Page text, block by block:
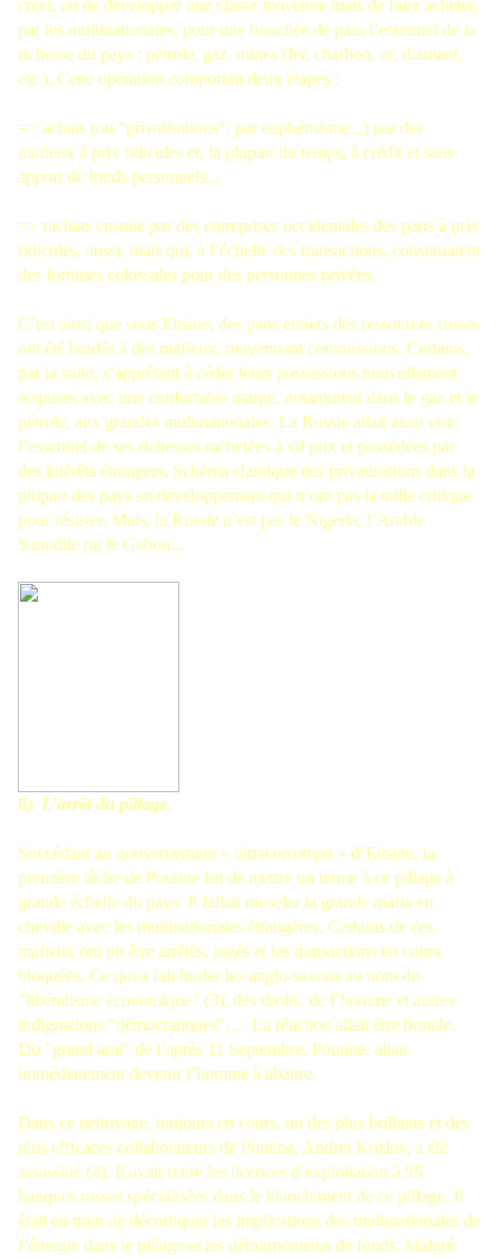
créer, ou de développer une classe moyenne mais de faire acheter,
par les multinationales, pour une bouchée de pain l’essentiel de la
richesse du pays : pétrole, gaz, mines (fer, charbon, or, diamant,
etc.). Cette opération comportait deux étapes :
=> achats (ou "privatisations", par euphémisme...) par des
mafieux à prix ridicules et, la plupart du temps, à crédit et sans
apport de fonds personnels...
=> rachats ensuite par des entreprises occidentales des parts à prix
ridicules, aussi, mais qui, à l’échelle des transactions, constituaient
des fortunes colossales pour des personnes privées.
C’est ainsi que sous Eltsine, des pans entiers des ressources russes
ont été bradés à des mafieux, moyennant commissions. Certains,
par la suite, s’apprêtant à céder leurs possessions nouvellement
acquises avec une confortable marge, notamment dans le gaz et le
pétrole, aux grandes multinationales. La Russie allait ainsi voir
l’essentiel de ses richesses rachetées à vil prix et possédées par
des intérêts étrangers. Schéma classique des privatisations dans la
plupart des pays en développement qui n’ont pas la taille critique
pour résister. Mais, la Russie n’est pas le Nigeria, l’Arabie
Saoudite ou le Gabon...
ii) L’arrêt du pillage.
Succédant au gouvernement « ultracorrompu » d’Eltsine, la
première tâche de Poutine fut de mettre un terme à ce pillage à
grande échelle du pays. Il fallait museler la grande mafia en
cheville avec les multinationales étrangères. Certains de ces
mafieux ont pu être arrêtés, jugés et les transactions en cours
bloquées. Ce qui a fait hurler les anglo-saxons au nom du
"libéralisme économique" (3), des droits de l’homme et autres
indignations "démocratiques"… La réaction allait être brutale.
Du "grand ami" de l’après 11 Septembre, Poutine, allait
immédiatement devenir l’homme à abattre.
Dans ce nettoyage, toujours en cours, un des plus brillants et des
plus efficaces collaborateurs de Poutine, Andrei Kozlov, a été
assassiné (4). Il avait retiré les licences d’exploitation à 95
banques russes spécialisées dans le blanchiment de ce pillage. Il
était en train de décortiquer les implications des multinationales de
l’énergie dans le pillage et les détournements de fonds. Malgré